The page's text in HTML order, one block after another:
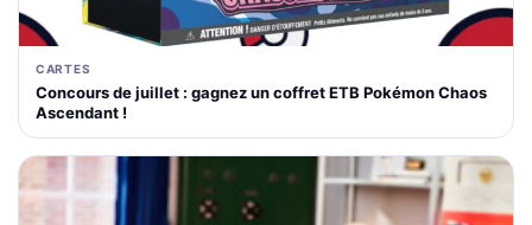
CARTES
Concours de juillet : gagnez un coffret ETB Pokémon Chaos
Ascendant !